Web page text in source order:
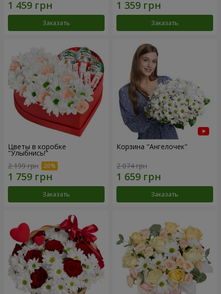
Заказать Заказать
Цветы в коробке
"Улыбнись!"
2 199 грн
Заказать
Корзина "Ангелочек"
2 074 грн
Заказать